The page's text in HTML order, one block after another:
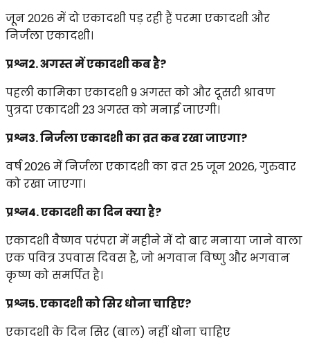
जून 2026 में दो एकादशी पड़ रही हैं परमा एकादशी और
निर्जला एकादशी।
प्रश्न2. अगस्त में एकादशी कब है?
पहली कामिका एकादशी 9 अगस्त को और दूसरी श्रावण
पुत्रदा एकादशी 23 अगस्त को मनाई जाएगी।
प्रश्न3. निर्जला एकादशी का व्रत कब रखा जाएगा?
वर्ष 2026 में निर्जला एकादशी का व्रत 25 जून 2026, गुरुवार
को रखा जाएगा।
प्रश्न4. एकादशी का दिन क्या है?
एकादशी वैष्णव परंपरा में महीने में दो बार मनाया जाने वाला
एक पवित्र उपवास दिवस है, जो भगवान विष्णु और भगवान
कृष्ण को समर्पित है।
प्रश्न5. एकादशी को सिर धोना चाहिए?
एकादशी के दिन सिर (बाल) नहीं धोना चाहिए